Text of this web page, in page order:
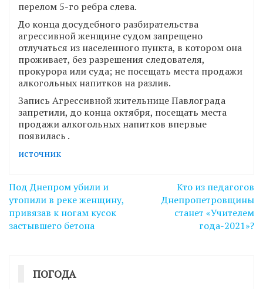
перелом 5-го ребра слева.
До конца досудебного разбирательства
агрессивной женщине судом запрещено
отлучаться из населенного пункта, в котором она
проживает, без разрешения следователя,
прокурора или суда; не посещать места продажи
алкогольных напитков на разлив.
Запись Агрессивной жительнице Павлограда
запретили, до конца октября, посещать места
продажи алкогольных напитков впервые
появилась .
источник
Навігація
записів
Под Днепром убили и
утопили в реке женщину,
привязав к ногам кусок
застывшего бетона
Кто из педагогов
Днепропетровщины
станет «Учителем
года-2021»?
ПОГОДА